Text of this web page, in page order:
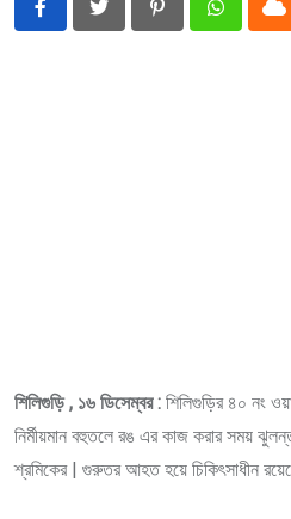
PinterestWhatsapp
শিলিগুড়ি , ১৬ ডিসেম্বর : শিলিগুড়ির ৪০ নং
নির্মীয়মান বহুতলে রঙ এর কাজ করার সময়
শ্রমিকের | গুরুতর আহত হয়ে চিকিৎসাধীন